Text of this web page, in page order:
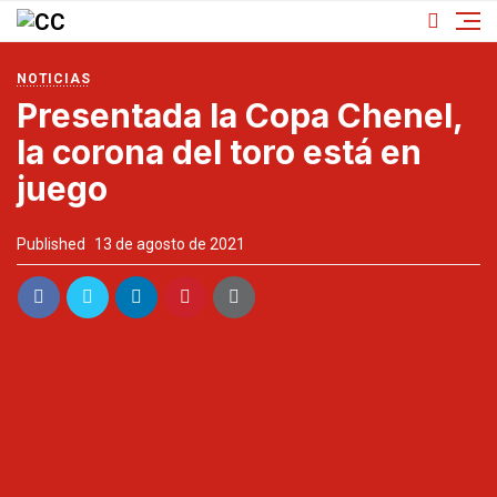
NOTICIAS
Presentada la Copa Chenel,
la corona del toro está en
juego
Published 13 de agosto de 2021